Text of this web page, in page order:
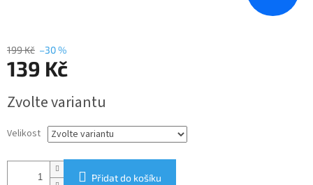
199 Kč –30 %
139 Kč
cena:
Zvolte variantu
Velikost
Přidat do košíku